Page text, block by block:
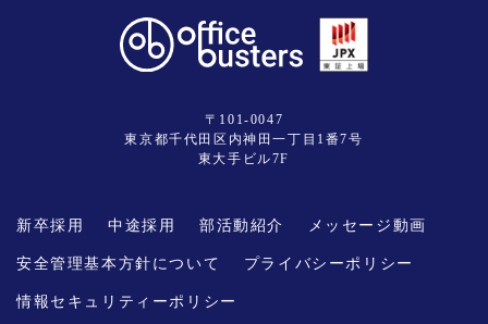
〒101-0047
東京都千代田区内神田一丁目1番7号
東大手ビル7F
新卒採用 中途採用 部活動紹介 メッセージ動画
安全管理基本方針について プライバシーポリシー
情報セキュリティーポリシー